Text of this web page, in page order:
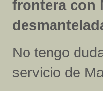
frontera con
No tengo
servicio de